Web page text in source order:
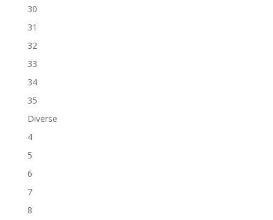
30
31
32
33
34
35
Diverse
4
5
6
7
8